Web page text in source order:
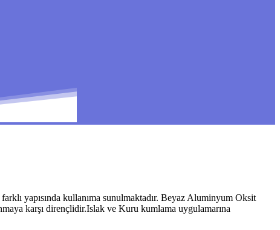
yapısında kullanıma sunulmaktadır. Beyaz Aluminyum Oksit
karşı dirençlidir.Islak ve Kuru kumlama uygulamarına